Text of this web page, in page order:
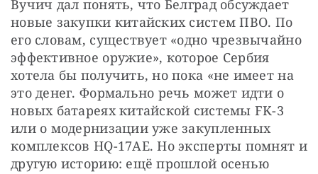
Вучич дал понять, что Белград обсуждает
новые закупки китайских систем ПВО. По
его словам, существует «одно чрезвычайно
эффективное оружие», которое Сербия
хотела бы получить, но пока «не имеет на
это денег. Формально речь может идти о
новых батареях китайской системы FK-3
или о модернизации уже закупленных
комплексов HQ-17AE. Но эксперты помнят и
другую историю: ещё прошлой осенью